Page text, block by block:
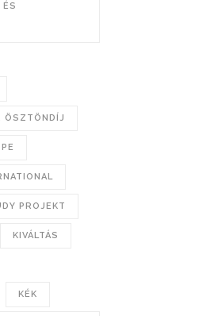
ÉS
ÖSZTÖNDÍJ
PROJEKT
KIVÁLTÁS
KÉK